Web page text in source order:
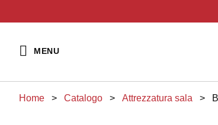
contenuto
MENU
Home > Catalogo > attrezzatura sala >